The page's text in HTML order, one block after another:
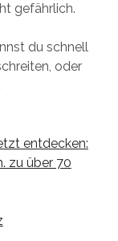
gefährlich.
du schnell
oder
entdecken:
zu über 70